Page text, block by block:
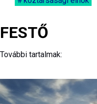
FESTŐ
További tartalmak: